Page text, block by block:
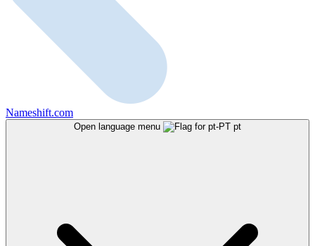
Nameshift.com
Open language menu pt